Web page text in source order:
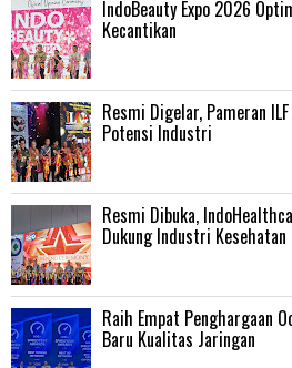
IndoBeauty Expo 2026
Kecantikan
Resmi Digelar, Pameran
Potensi Industri
Resmi Dibuka,
Dukung Industri Kesehatan
Raih Empat Penghargaan
Baru Kualitas Jaringan